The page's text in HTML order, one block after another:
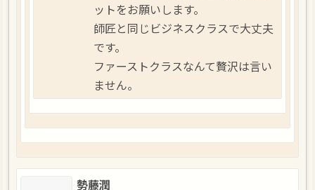
ットをお願いします。
師匠と同じビジネスクラスで大丈夫
です。
ファーストクラスなんて贅沢は言い
ません。
勢藤潤